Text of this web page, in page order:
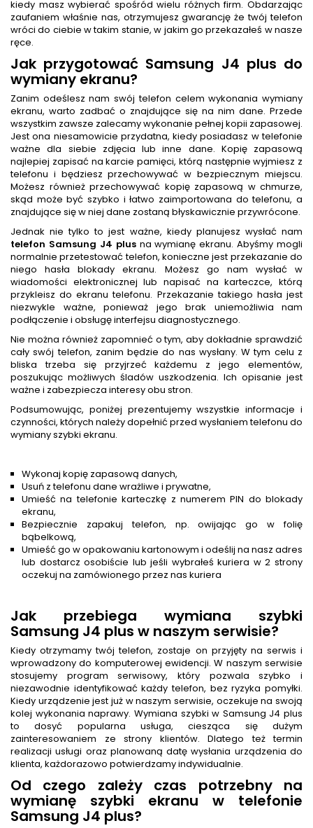
kiedy masz wybierać spośród wielu różnych firm. Obdarzając
zaufaniem właśnie nas, otrzymujesz gwarancję że twój telefon
wróci do ciebie w takim stanie, w jakim go przekazałeś w nasze
ręce.
Jak przygotować Samsung J4 plus do
wymiany ekranu?
Zanim odeślesz nam swój telefon celem wykonania wymiany
ekranu, warto zadbać o znajdujące się na nim dane. Przede
wszystkim zawsze zalecamy wykonanie pełnej kopii zapasowej.
Jest ona niesamowicie przydatna, kiedy posiadasz w telefonie
ważne dla siebie zdjęcia lub inne dane. Kopię zapasową
najlepiej zapisać na karcie pamięci, którą następnie wyjmiesz z
telefonu i będziesz przechowywać w bezpiecznym miejscu.
Możesz również przechowywać kopię zapasową w chmurze,
skąd może być szybko i łatwo zaimportowana do telefonu, a
znajdujące się w niej dane zostaną błyskawicznie przywrócone.
Jednak nie tylko to jest ważne, kiedy planujesz wysłać nam
telefon Samsung J4 plusna wymianę ekranu. Abyśmy mogli
normalnie przetestować telefon, konieczne jest przekazanie do
niego hasła blokady ekranu. Możesz go nam wysłać w
wiadomości elektronicznej lub napisać na karteczce, którą
przykleisz do ekranu telefonu. Przekazanie takiego hasła jest
niezwykle ważne, ponieważ jego brak uniemożliwia nam
podłączenie i obsługę interfejsu diagnostycznego.
Nie można również zapomnieć o tym, aby dokładnie sprawdzić
cały swój telefon, zanim będzie do nas wysłany. W tym celu z
bliska trzeba się przyjrzeć każdemu z jego elementów,
poszukując możliwych śladów uszkodzenia. Ich opisanie jest
ważne i zabezpiecza interesy obu stron.
Podsumowując, poniżej prezentujemy wszystkie informacje i
czynności, których należy dopełnić przed wysłaniem telefonu do
wymiany szybki ekranu.
Wykonaj kopię zapasową danych,
Usuń z telefonu dane wrażliwe i prywatne,
Umieść na telefonie karteczkę z numerem PIN do blokady
ekranu,
Bezpiecznie zapakuj telefon, np. owijając go w folię
bąbelkową,
Umieść go w opakowaniu kartonowym i odeślij na nasz adres
lub dostarcz osobiście lub jeśli wybrałeś kuriera w 2 strony
oczekuj na zamówionego przez nas kuriera
Jak przebiega wymiana szybki
Samsung J4 plus w naszym serwisie?
Kiedy otrzymamy twój telefon, zostaje on przyjęty na serwis i
wprowadzony do komputerowej ewidencji. W naszym serwisie
stosujemy program serwisowy, który pozwala szybko i
niezawodnie identyfikować każdy telefon, bez ryzyka pomyłki.
Kiedy urządzenie jest już w naszym serwisie, oczekuje na swoją
kolej wykonania naprawy. Wymiana szybki w Samsung J4 plus
to dosyć popularna usługa, ciesząca się dużym
zainteresowaniem ze strony klientów. Dlatego też termin
realizacji usługi oraz planowaną datę wysłania urządzenia do
klienta, każdorazowo potwierdzamy indywidualnie.
Od czego zależy czas potrzebny na
wymianę szybki ekranu w telefonie
Samsung J4 plus?